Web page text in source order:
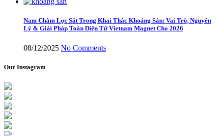
Nam Châm Lọc Sắt Trong Khai Thác Khoáng Sản: Vai Trò, Nguyên
Lý & Giải Pháp Toàn Diện Từ Vietnam Magnet Cho 2026
08/12/2025 No Comments
Our Instagram